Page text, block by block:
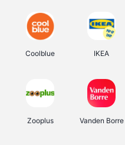
Coolblue IKEA
Zooplus Vanden Borre